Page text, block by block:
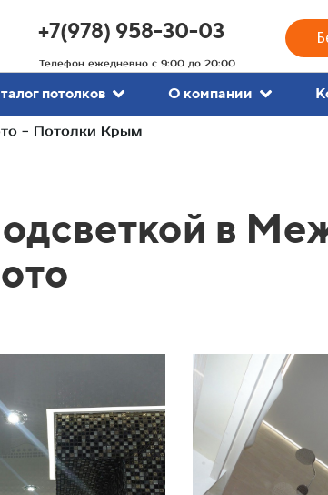
+7(978) 958-30-03
Телефон ежедневно с 9:00 до 20:00
потолков О компании
- Потолки Крым
в